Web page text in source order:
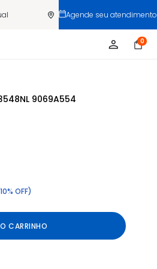
Agende seu atendimento
0
9069A554
OFF)
CARRINHO